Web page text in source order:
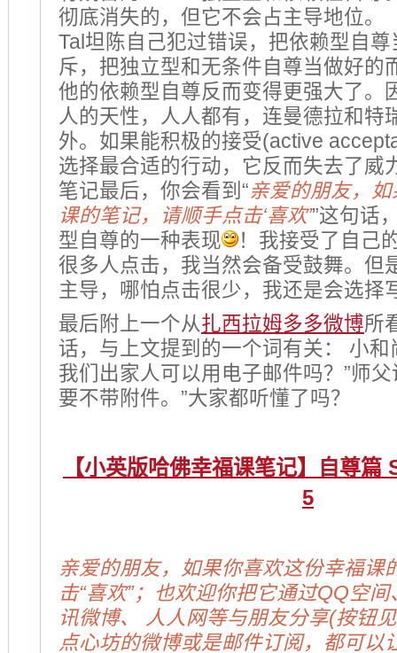
彻底消失的，但它不会占主导地位。
Tal坦陈自己犯过错误，把依赖型自
斥，把独立型和无条件自尊当做好的
他的依赖型自尊反而变得更强大了。
人的天性，人人都有，连曼德拉和特
外。如果能积极的接受(active
选择最合适的行动，它反而失去了威
笔记最后，你会看到“亲爱的朋友，
课的笔记，请顺手点击‘喜欢’”这句话
型自尊的一种表现
！我接受了自己
很多人点击，我当然会备受鼓舞。但
主导，哪怕点击很少，我还是会选择
最后附上一个从扎西拉姆多多微博所
话，与上文提到的一个词有关： 小和
我们出家人可以用电子邮件吗？”师
要不带附件。”大家都听懂了吗？
【小英版哈佛幸福课笔记】自尊
5
亲爱的朋友，如果你喜欢这份幸福课
击“喜欢”；也欢迎你把它通过QQ空
讯微博、 人人网等与朋友分享(按钮
点心坊的微博或是邮件订阅，都可以